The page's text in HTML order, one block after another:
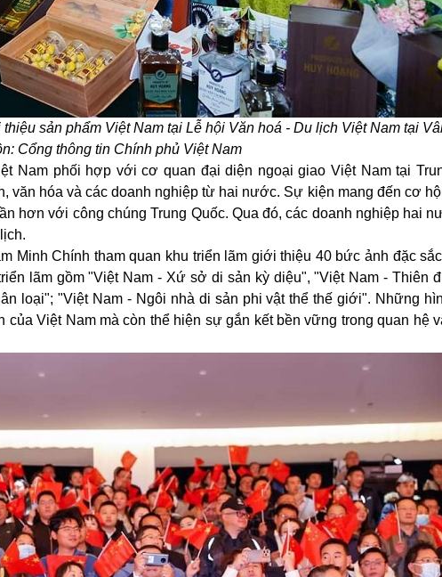
sản phẩm Việt Nam tại Lễ hội Văn hoá - Du lịch Việt Nam tại
Cổng thông tin Chính phủ Việt Nam
Nam phối hợp với cơ quan đại diện ngoại giao Việt Nam tại
văn hóa và các doanh nghiệp từ hai nước. Sự kiện mang đến cơ
hơn với công chúng Trung Quốc. Qua đó, các doanh nghiệp hai
Minh Chính tham quan khu triển lãm giới thiệu 40 bức ảnh đặc
lãm gồm "Việt Nam - Xứ sở di sản kỳ diệu", "Việt Nam - Thiên
loại"; "Việt Nam - Ngôi nhà di sản phi vật thể thế giới". Những
của Việt Nam mà còn thể hiện sự gắn kết bền vững trong quan hệ